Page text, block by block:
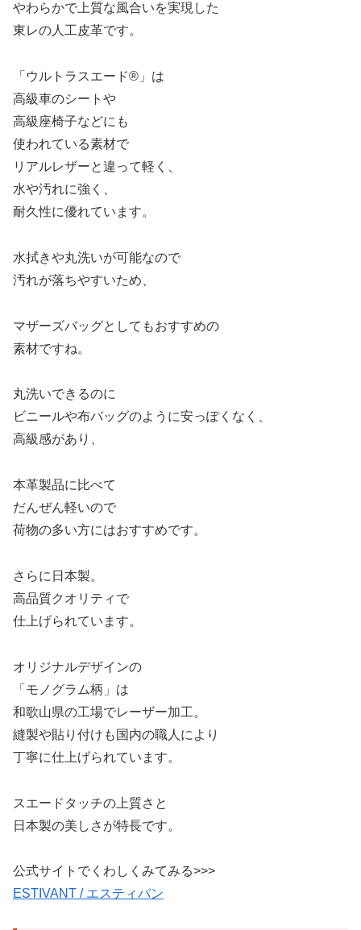
やわらかで上質な風合いを実現した
東レの人工皮革です。
「ウルトラスエード®」は
高級車のシートや
高級座椅子などにも
使われている素材で
リアルレザーと違って軽く、
水や汚れに強く、
耐久性に優れています。
水拭きや丸洗いが可能なので
汚れが落ちやすいため、
マザーズバッグとしてもおすすめの
素材ですね。
丸洗いできるのに
ビニールや布バッグのように安っぽくなく、
高級感があり、
本革製品に比べて
だんぜん軽いので
荷物の多い方にはおすすめです。
さらに日本製。
高品質クオリティで
仕上げられています。
オリジナルデザインの
「モノグラム柄」は
和歌山県の工場でレーザー加工。
縫製や貼り付けも国内の職人により
丁寧に仕上げられています。
スエードタッチの上質さと
日本製の美しさが特長です。
公式サイトでくわしくみてみる>>>
ESTIVANT / エスティバン